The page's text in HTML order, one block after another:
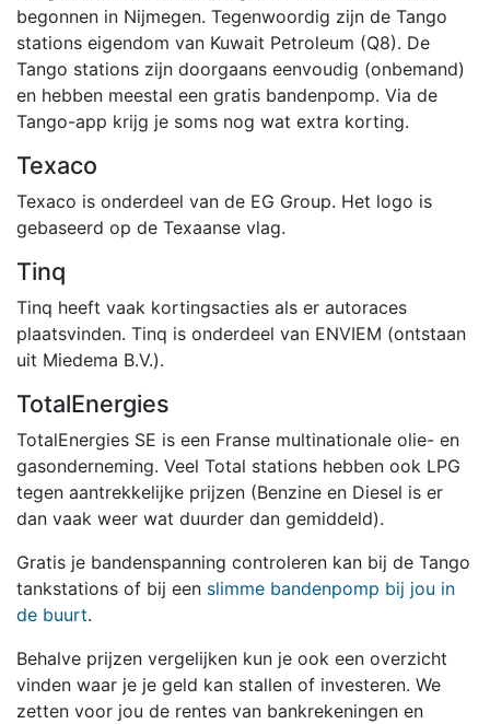
begonnen in Nijmegen. Tegenwoordig zijn de Tango
stations eigendom van Kuwait Petroleum (Q8). De
Tango stations zijn doorgaans eenvoudig (onbemand)
en hebben meestal een gratis bandenpomp. Via de
Tango-app krijg je soms nog wat extra korting.
Texaco
Texaco is onderdeel van de EG Group. Het logo is
gebaseerd op de Texaanse vlag.
Tinq
Tinq heeft vaak kortingsacties als er autoraces
plaatsvinden. Tinq is onderdeel van ENVIEM (ontstaan
uit Miedema B.V.).
TotalEnergies
TotalEnergies SE is een Franse multinationale olie- en
gasonderneming. Veel Total stations hebben ook LPG
tegen aantrekkelijke prijzen (Benzine en Diesel is er
dan vaak weer wat duurder dan gemiddeld).
Gratis je bandenspanning controleren kan bij de Tango
tankstations of bij een slimme bandenpomp bij jou in
de buurt.
Behalve prijzen vergelijken kun je ook een overzicht
vinden waar je je geld kan stallen of investeren. We
zetten voor jou de rentes van bankrekeningen en